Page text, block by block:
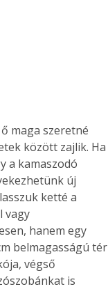
maga szeretné
között zajlik. Ha
a kamaszodó
új
ketté a
vagy
hanem egy
belmagasságú tér
végső
is